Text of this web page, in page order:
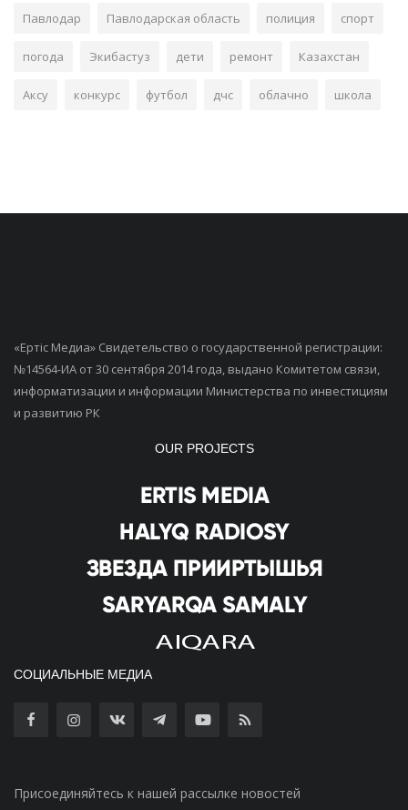
Павлодар Павлодарская область полиция спорт
погода Экибастуз дети ремонт Казахстан
Аксу конкурс футбол дчс облачно школа
«Ертiс Медиа» Свидетельство о государственной регистрации:
№14564-ИА от 30 сентября 2014 года, выдано Комитетом связи,
информатизации и информации Министерства по инвестициям
и развитию РК
OUR PROJECTS
СОЦИАЛЬНЫЕ МЕДИА
Присоединяйтесь к нашей рассылке новостей